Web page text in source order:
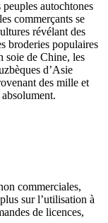
autochtones
commerçants se
révélant des
broderies populaires
soie de Chine, les
d’Asie
des mille et
commerciales,
sur l’utilisation à
de licences,